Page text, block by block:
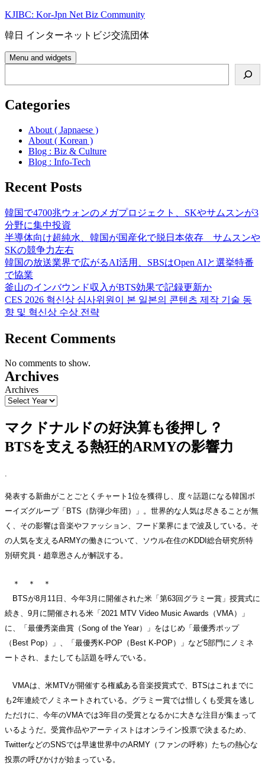
Skip
content
KJIBC: Kor-Jpn Net Biz Community
韓日 インターネットビジ交流団体
Menu and widgets
Categories
About ( Japnaese )
About ( Korean )
Blog : Biz & Culture
Blog : Info-Tech
Recent Posts
韓国で4700兆ウォンのメガプロジェクト、SKやサムスンが3
分野に集中投資
半導体向け超純水、韓国が国産化で脱日本依存 サムスンや
SKの競争力左右
韓国の放送業界で広がるAI活用、SBSはOpen AIと選挙特番
で協業
釜山のインバウンド収入がBTS効果で記録更新か
CES 2026 혁신상 심사위원이 본 일본의 콘텐츠 제작 기술 동
향 및 혁신상 수상 전략
Recent Comments
No comments to show.
Archives
Archives
マクドナルドの好決算も後押し？
BTSを支える熱狂的ARMYの影響力
.
発表する新曲がことごとくチャート1位を獲得し、度々話題になる韓国ボ
ーイズグループ「BTS（防弾少年団）」。世界的な人気は尽きることが無
く、その影響は音楽やファッション、フード業界にまで波及している。そ
の人気を支えるARMYの働きについて、ソウル在住のKDDI総合研究所特
別研究員・趙章恩さんが解説する。
＊ ＊ ＊
BTSが8月11日、今年3月に開催された米「第63回グラミー賞」授賞式に
続き、9月に開催される米「2021 MTV Video Music Awards（VMA）」
に、「最優秀楽曲賞（Song of the Year）」をはじめ「最優秀ポップ
（Best Pop）」、「最優秀K-POP（Best K-POP）」など5部門にノミネ
ートされ、またしても話題を呼んでいる。
VMAは、米MTVが開催する権威ある音楽授賞式で、BTSはこれまでに
も2年連続でノミネートされている。グラミー賞では惜しくも受賞を逃し
ただけに、今年のVMAでは3年目の受賞となるかに大きな注目が集まって
いるようだ。受賞作品やアーティストはオンライン投票で決まるため、
TwitterなどのSNSでは早速世界中のARMY（ファンの呼称）たちの熱心な
投票の呼びかけが始まっている。